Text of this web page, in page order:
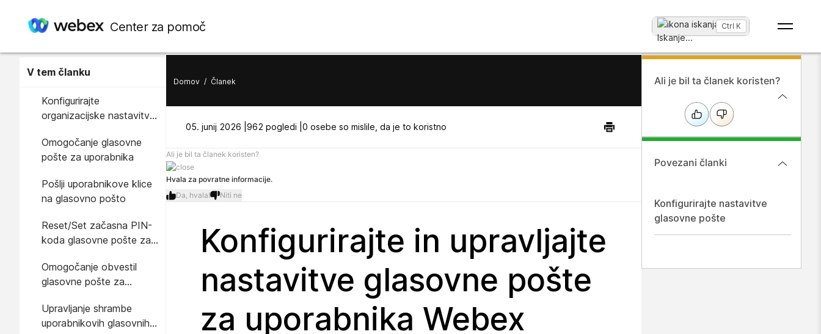
Center za pomoč
Iskanje...
Ctrl K
V tem članku
Konfigurirajte
organizacijske nastavitve
Omogočanje glasovne
pošte za uporabnika
Pošlji uporabnikove klice
na glasovno pošto
Reset/Set začasna PIN-
koda glasovne pošte za
Omogočanje obvestil
glasovne pošte za
Upravljanje shrambe
uporabnikovih glasovnih
Domov / Članek
05. junij 2026 | 962 pogledi | 0 osebe so mislile, da je to koristno
Ali je bil ta članek koristen?
Hvala za povratne informacije.
Da, hvala!
Niti ne
Konfigurirajte in upravljajte
nastavitve glasovne pošte
za uporabnika Webex
Ali je bil ta članek koristen?
Povezani članki
Konfigurirajte nastavitve
glasovne pošte